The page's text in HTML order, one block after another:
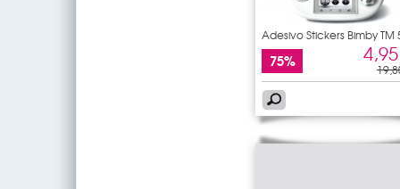
Adesivo Stickers Bimby TM
75%